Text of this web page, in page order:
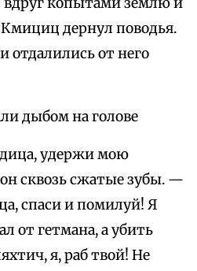
дернул поводья.
отдалились от него
дыбом на голове
удержи мою
сквозь сжатые зубы. —
спаси и помилуй! Я
от гетмана, а убить
я, раб твой! Не